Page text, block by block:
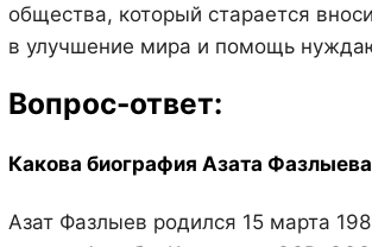
общества, который старается
в улучшение мира и помощь
Вопрос-ответ:
Какова биография Азата
Азат Фазлыев родился 15 марта